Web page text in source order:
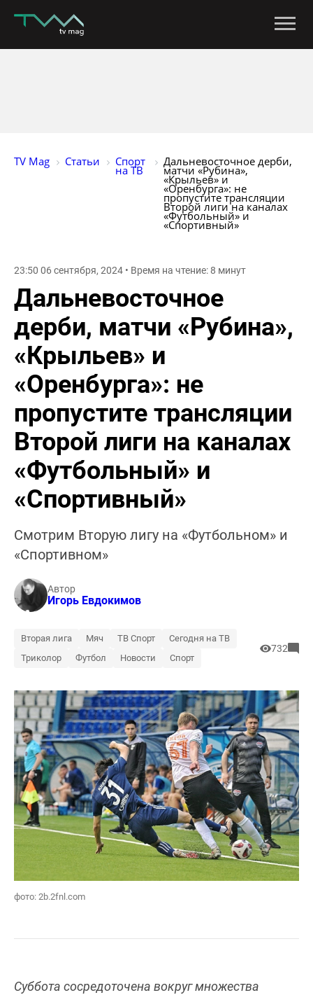
TV Mag Статьи Спорт
на ТВ
Дальневосточное дерби,
матчи «Рубина»,
«Крыльев» и
«Оренбурга»: не
пропустите трансляции
Второй лиги на каналах
«Футбольный» и
«Спортивный»
23:50 06 сентября, 2024 • Время на чтение: 8 минут
Дальневосточное
дерби, матчи «Рубина»,
«Крыльев» и
«Оренбурга»: не
пропустите трансляции
Второй лиги на каналах
«Футбольный» и
«Спортивный»
Смотрим Вторую лигу на «Футбольном» и
«Спортивном»
Автор
Игорь Евдокимов
Вторая лига Мяч ТВ Спорт
Сегодня на ТВ
Триколор
Футбол Новости Спорт
732
фото: 2b.2fnl.com
Суббота сосредоточена вокруг множества